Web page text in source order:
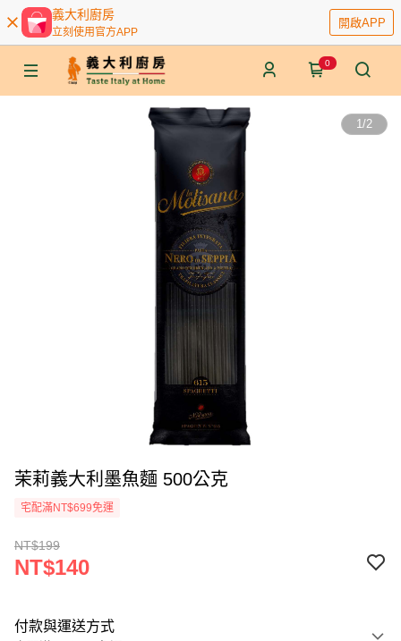
義大利廚房
立刻使用官方APP
開啟APP
0
1/2
茉莉義大利墨魚麵 500公克
宅配滿NT$699免運
NT$199
NT$140
付款與運送方式